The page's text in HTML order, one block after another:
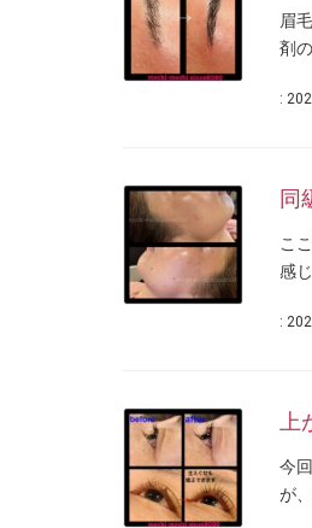
眉
剤
:
同
こ
感
:
今
が